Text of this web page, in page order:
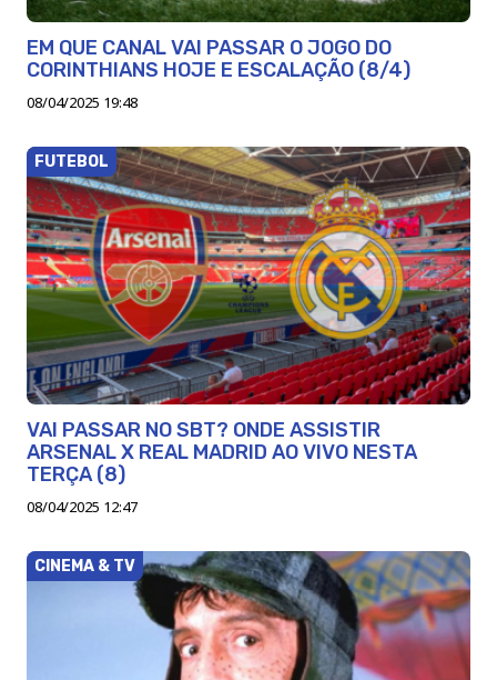
EM QUE CANAL VAI PASSAR O JOGO DO
CORINTHIANS HOJE E ESCALAÇÃO (8/4)
08/04/2025 19:48
FUTEBOL
VAI PASSAR NO SBT? ONDE ASSISTIR
ARSENAL X REAL MADRID AO VIVO NESTA
TERÇA (8)
08/04/2025 12:47
CINEMA & TV